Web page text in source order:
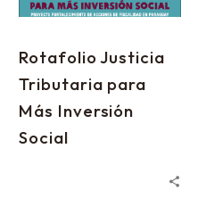
Rotafolio Justicia
Tributaria para
Más Inversión
Social